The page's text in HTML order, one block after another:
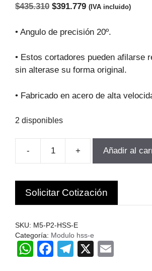
$435.310 El
original
$435.310.
$391.779El
actual
$391.779.
(IVA incluido)
• Angulo de precisión 20º.
• Estos cortadores pueden afilarse
sin alterase su forma original.
• Fabricado en acero de alta
2 disponibles
-
FRESA
PARA
ENGRANAjes
M5-
Z14-
16
Hss-
+ Añadir al
Solicitar Cotización
SKU: M5-P2-HSS-E
Categoría: Modulo hss-e
W
F
T
X